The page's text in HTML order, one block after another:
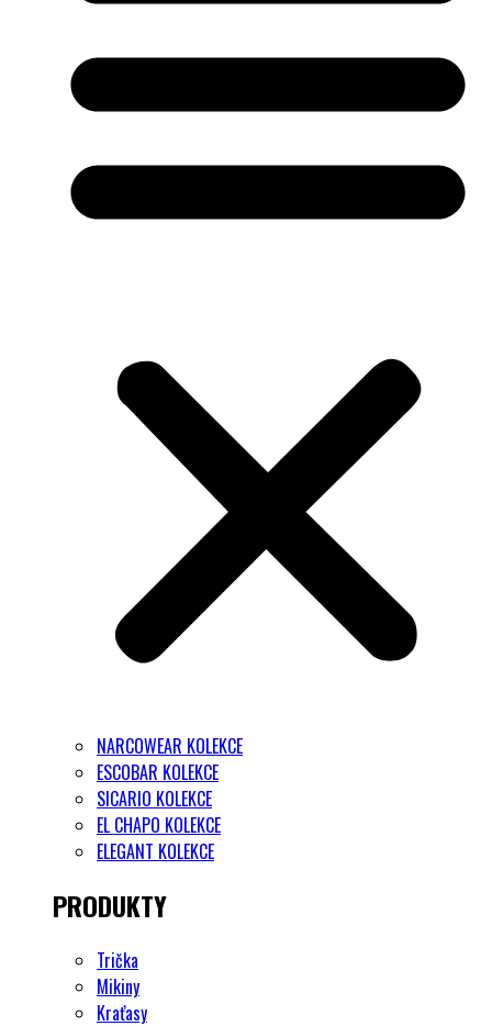
NARCOWEAR KOLEKCE
ESCOBAR KOLEKCE
SICARIO KOLEKCE
EL CHAPO KOLEKCE
ELEGANT KOLEKCE
PRODUKTY
Trička
Mikiny
Kraťasy